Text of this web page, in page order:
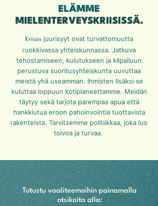
ELÄMME
MIELENTERVEYSKRIISISSÄ.
Kriisin juurisyyt ovat turvattomuutta
ruokkivassa yhteiskunnassa. Jatkuva
tehostamiseen, kulutukseen ja kilpailuun
perustuva suoritusyhteiskunta uuvuttaa
meistä yhä useamman. Ihmisten lisäksi se
kuluttaa loppuun kotiplaneettamme. Meidän
täytyy sekä tarjota parempaa apua että
hankkiutua eroon pahoinvointia tuottavista
rakenteista. Tarvitsemme politiikkaa, joka luo
toivoa ja turvaa.
Tutustu vaaliteemoihin painamalla
otsikoita alla: